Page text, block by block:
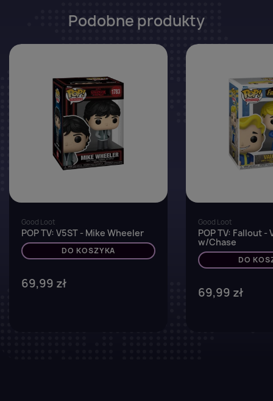
Podobne produkty
Good Loot
POP TV: V5ST - Mike Wheeler
DO KOSZYKA
69,99 zł
Good Loot
POP TV: Fallout -
w/Chase
DO
69,99 zł